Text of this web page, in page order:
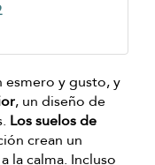
esmero y gusto, y
, un diseño de
Los suelos de
crean un
la calma. Incluso